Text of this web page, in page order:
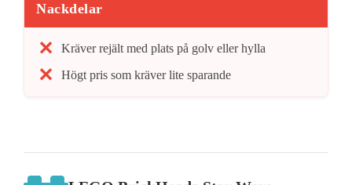
Nackdelar
Kräver rejält med plats på golv eller hylla
Högt pris som kräver lite sparande